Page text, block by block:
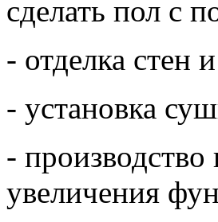
сделать пол с
- отделка стен
- установка
-
увеличения